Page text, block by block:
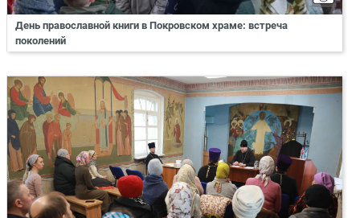
День православной книги в Покровском храме: встреча
поколений